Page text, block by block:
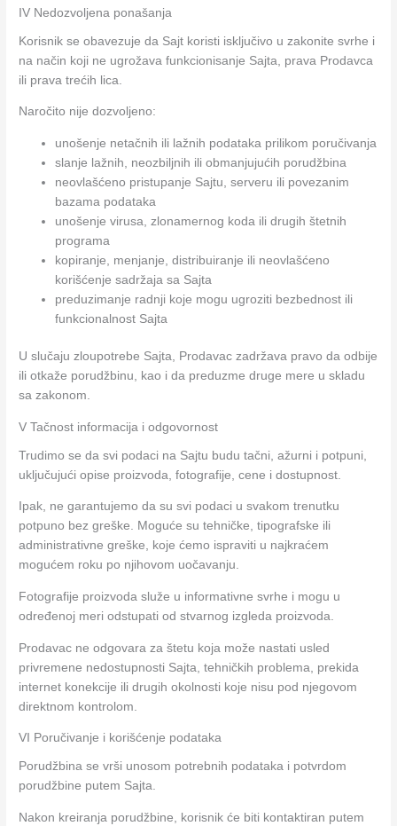
IV Nedozvoljena ponašanja
Korisnik se obavezuje da Sajt koristi isključivo u zakonite svrhe i
na način koji ne ugrožava funkcionisanje Sajta, prava Prodavca
ili prava trećih lica.
Naročito nije dozvoljeno:
unošenje netačnih ili lažnih podataka prilikom poručivanja
slanje lažnih, neozbiljnih ili obmanjujućih porudžbina
neovlašćeno pristupanje Sajtu, serveru ili povezanim
bazama podataka
unošenje virusa, zlonamernog koda ili drugih štetnih
programa
kopiranje, menjanje, distribuiranje ili neovlašćeno
korišćenje sadržaja sa Sajta
preduzimanje radnji koje mogu ugroziti bezbednost ili
funkcionalnost Sajta
U slučaju zloupotrebe Sajta, Prodavac zadržava pravo da odbije
ili otkaže porudžbinu, kao i da preduzme druge mere u skladu
sa zakonom.
V Tačnost informacija i odgovornost
Trudimo se da svi podaci na Sajtu budu tačni, ažurni i potpuni,
uključujući opise proizvoda, fotografije, cene i dostupnost.
Ipak, ne garantujemo da su svi podaci u svakom trenutku
potpuno bez greške. Moguće su tehničke, tipografske ili
administrativne greške, koje ćemo ispraviti u najkraćem
mogućem roku po njihovom uočavanju.
Fotografije proizvoda služe u informativne svrhe i mogu u
određenoj meri odstupati od stvarnog izgleda proizvoda.
Prodavac ne odgovara za štetu koja može nastati usled
privremene nedostupnosti Sajta, tehničkih problema, prekida
internet konekcije ili drugih okolnosti koje nisu pod njegovom
direktnom kontrolom.
VI Poručivanje i korišćenje podataka
Porudžbina se vrši unosom potrebnih podataka i potvrdom
porudžbine putem Sajta.
Nakon kreiranja porudžbine, korisnik će biti kontaktiran putem